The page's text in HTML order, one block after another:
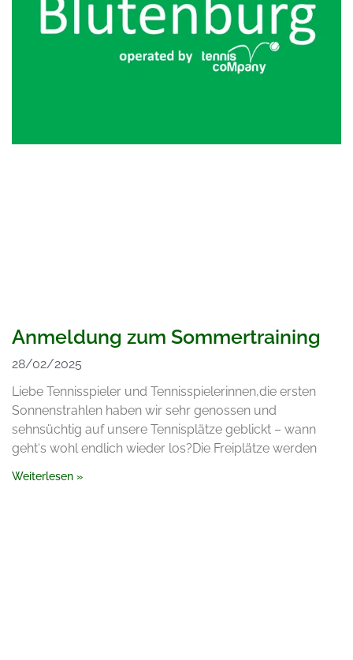
Anmeldung zum Sommertraining
28/02/2025
Liebe Tennisspieler und Tennisspielerinnen,die ersten
Sonnenstrahlen haben wir sehr genossen und
sehnsüchtig auf unsere Tennisplätze geblickt – wann
geht‘s wohl endlich wieder los?Die Freiplätze werden
Weiterlesen »